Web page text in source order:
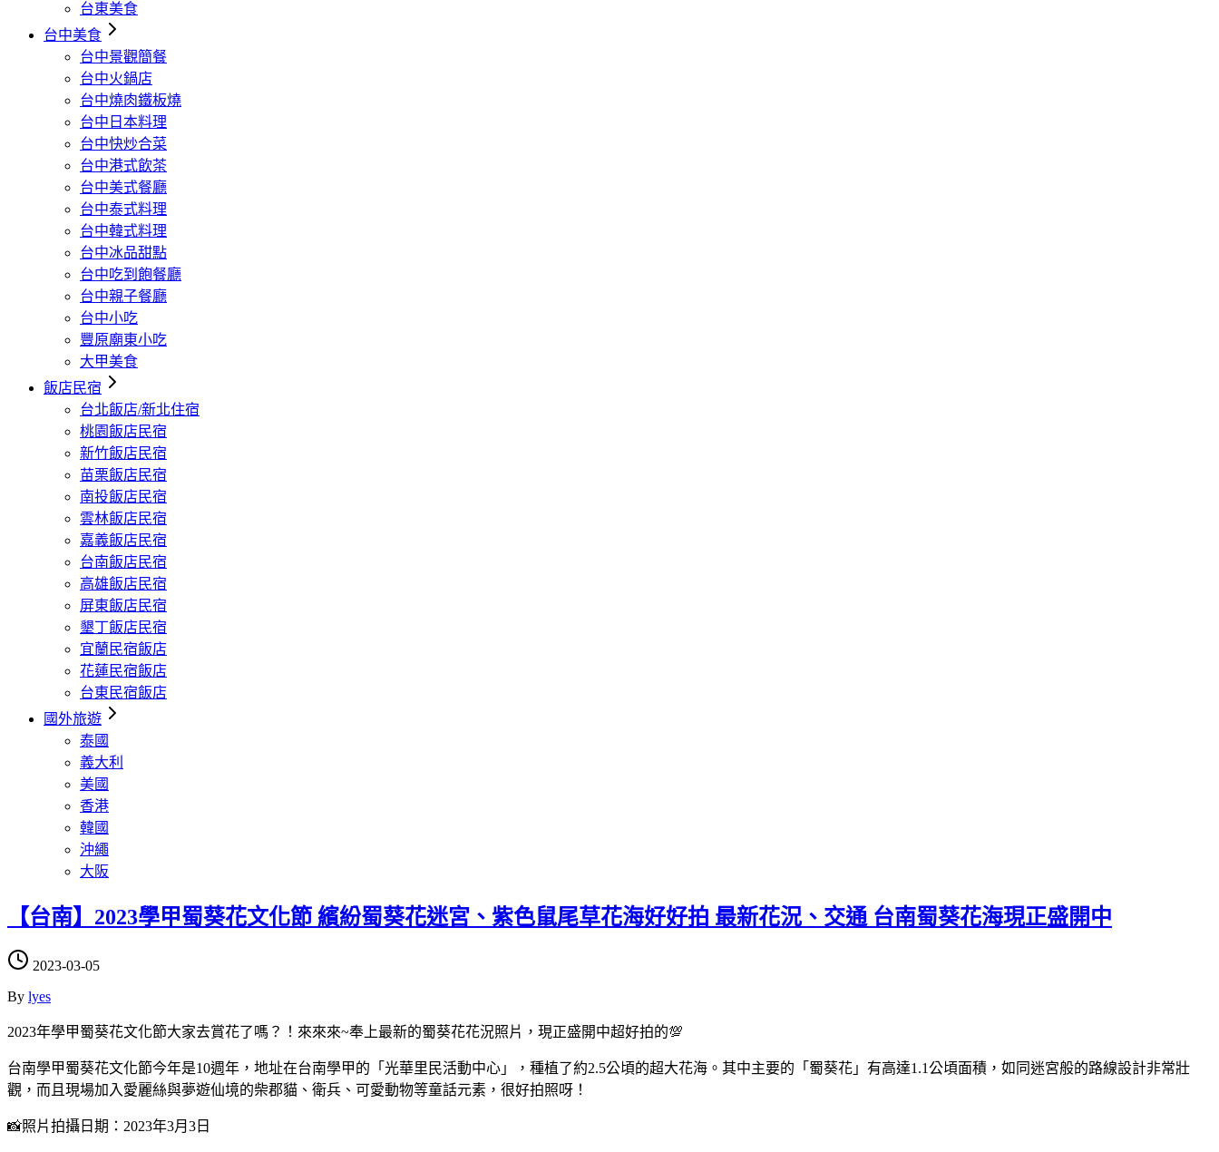
台東美食
台中美食
台中景觀簡餐
台中火鍋店
台中燒肉鐵板燒
台中日本料理
台中快炒合菜
台中港式飲茶
台中美式餐廳
台中泰式料理
台中韓式料理
台中冰品甜點
台中吃到飽餐廳
台中親子餐廳
台中小吃
豐原廟東小吃
大甲美食
飯店民宿
台北飯店/新北住宿
桃園飯店民宿
新竹飯店民宿
苗栗飯店民宿
南投飯店民宿
雲林飯店民宿
嘉義飯店民宿
台南飯店民宿
高雄飯店民宿
屏東飯店民宿
墾丁飯店民宿
宜蘭民宿飯店
花蓮民宿飯店
台東民宿飯店
國外旅遊
泰國
義大利
美國
香港
韓國
沖繩
大阪
【台南】2023學甲蜀葵花文化節 繽紛蜀葵花迷宮、紫色鼠尾草花海好好拍 最新花況、交通 台南蜀葵花海現正盛開中
2023-03-05
By lyes
2023年學甲蜀葵花文化節大家去賞花了嗎？！來來來~奉上最新的蜀葵花花況照片，現正盛開中超好拍的💯
台南學甲蜀葵花文化節今年是10週年，地址在台南學甲的「光華里民活動中心」，種植了約2.5公頃的超大花海。其中主要的「蜀葵花」有高達1.1公頃面積，如同迷宮般的路線設計非常壯
觀，而且現場加入愛麗絲與夢遊仙境的柴郡貓、衛兵、可愛動物等童話元素，很好拍照呀！
📸照片拍攝日期：2023年3月3日